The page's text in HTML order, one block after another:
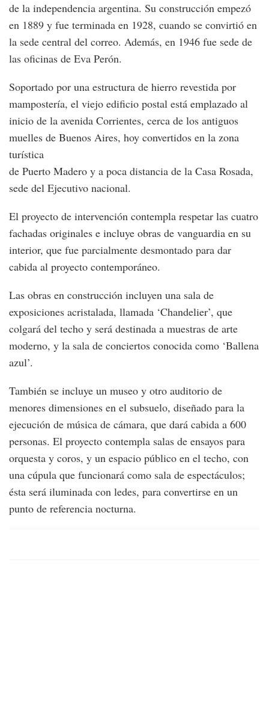
de la independencia argentina. Su construcción empezó
en 1889 y fue terminada en 1928, cuando se convirtió en
la sede central del correo. Además, en 1946 fue sede de
las oficinas de Eva Perón.
Soportado por una estructura de hierro revestida por
mampostería, el viejo edificio postal está emplazado al
inicio de la avenida Corrientes, cerca de los antiguos
muelles de Buenos Aires, hoy convertidos en la zona
turística
de Puerto Madero y a poca distancia de la Casa Rosada,
sede del Ejecutivo nacional.
El proyecto de intervención contempla respetar las cuatro
fachadas originales e incluye obras de vanguardia en su
interior, que fue parcialmente desmontado para dar
cabida al proyecto contemporáneo.
Las obras en construcción incluyen una sala de
exposiciones acristalada, llamada ‘Chandelier’, que
colgará del techo y será destinada a muestras de arte
moderno, y la sala de conciertos conocida como ‘Ballena
azul’.
También se incluye un museo y otro auditorio de
menores dimensiones en el subsuelo, diseñado para la
ejecución de música de cámara, que dará cabida a 600
personas. El proyecto contempla salas de ensayos para
orquesta y coros, y un espacio público en el techo, con
una cúpula que funcionará como sala de espectáculos;
ésta será iluminada con ledes, para convertirse en un
punto de referencia nocturna.